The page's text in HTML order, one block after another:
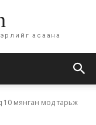
асаана
мянган мод тарьж